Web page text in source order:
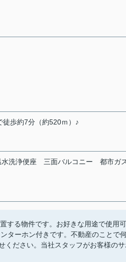
徒歩約7分（約520ｍ）♪
水洗浄便座 三面バルコニー
都市ガ
する物件です。お好きな用途で使用可
ターホン付きです。不動産のことで
ください。当社スタッフがお客様の